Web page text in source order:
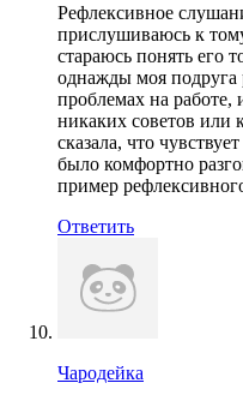
Рефлексивное
прислушиваюсь к
стараюсь понять его
однажды моя подруга
проблемах на работе,
никаких советов или
сказала, что
было комфортно
пример
Ответить
Чародейка